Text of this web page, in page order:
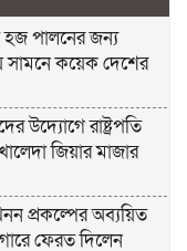
হজ পালনের জন্য
সামনে কয়েক দেশের
উদ্যোগে রাষ্ট্রপতি
জিয়ার মাজার
প্রকল্পের অব্যয়িত
ফেরত দিলেন